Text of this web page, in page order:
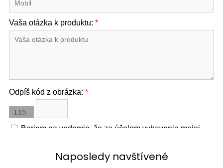
Naposledy navštívené